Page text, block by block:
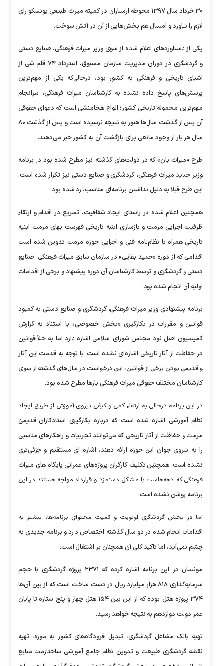
۳۰ خرداد سال ۱۳۹۷ محوطه ارسباران در کمیته میراث طبیعی یونسکو رای
لازم را نیاورد و امسال هم بخش‌هایی از آن در آتش سوخت.
یکی از دستاوردهای اعلام شده از سوی وزیر میراث فرهنگی، صنایع دستی
و گردشگری در دوران مدیریت سازمان مسبوق، استرداد ۷۴ قلم شی از
اشیای تاریخی و فرهنگی به کشور بود، درحالی‌که یکی از مهم‌ترین
پرسش‌های پاسخ داده نشده به کارشناسان میراث فرهنگی، سرانجام
مهم‌ترین محموله تاریخی کشور؛ الواح هخامنشی است که دعوای حقوقی
آن پس از گذشت سال‌ها هنوز به نتیجه نرسیده است و پس از گذشت ۸۰
سال هر بار از وجود مانعی برای بازگشت آن به کشور خبر می‌دهند.
طرح «میراث بان» که در دولت‌های گذشته نیز مطرح شده بود در برنامه
وزیر جدید میراث فرهنگی، گردشگری و صنایع دستی نیز تکرار شده است.
این طرح قبلا به دلیل نداشتن برنامه‌ای مناسب، رد شده بود.
همچنین اعلام شده در راستای ایجاد شفافیت، تسریع در اقدام و ارتقاء
ظرفیت اجرایی مرمت و بازسازی ابنیه تاریخی فهرست بهای مرمت ابنیه
تاریخی همراه با نظام‌نامه فنی و اجرایی حوزه مرمت تدوین شده است
اقدامی که از دوره «حمید بقایی» در سازمان سابق میراث فرهنگی، صنایع
دستی و گردشگری و توسط کارشناسان آن دوره پیشنهاد و برخی از اقدامات
اولیه آن انجام شده بود.
برنامه پیشنهادی وزیر میراث فرهنگی، گردشگری و صنایع دستی به کمبود
قوانین و مقررات در بکارگیری «بخش خصوصی» با استناد به گزارش
کمیسیون اصل نود مجلس شورای اسلامی اشاره دارد اما به خلأ قوانین
در حفاظت از آثار تاریخی اشاره‌ای نشده است. با توجه به قدمت این آثار
و قدیمی بودن برخی از قوانین، این درخواست در سال‌های گذشته از سوی
کارشناسان مختلف حقوقی میراث فرهنگی بارها مطرح شده بود.
در این برنامه درحالی به ارتقاء کمی و کیفی نیروی آموزش از طریق ایجاد
نظام آموزشی اشاره شده است که درباره بکارگیری استادکاران قدیمیُ
مرمت و حفاظت از آثار تاریخی که می‌توانند تجربیات و راهکارهای مناسبی
را به نیروی جوان این حوزه ارائه دهند، اشاره ای مستقیم و جزئی‌تری
نشده است. همچنین تکلیف کارگران پروژه‌های عمرانی پایگاه های میراث
فرهنگی که دهه‌هاست با مشکل دستمزد و قرارداد مواجه هستند در این
برنامه روشن نشده است.
اما در بخش گردشگری اولویت و کمیت محتوای برنامه‌ها، بیشتر به
اقدامات انجام شده در دو سال گذشته اختصاص دارد و برنامه جدیدی به
چشم نمی‌آید، اما تاکید کلی آن همچنان بر اشتغال است.
مونسان در این برنامه اشاره کرده که ۲۳۷۱ پروژه گردشگری با حجم
سرمایه‌گذاری ۸۱۸ هزار میلیارد ریال در دست ساخت است که از بین آن‌ها
۳۷۴ پروژه هتل بوده که از این بین ۱۵۴ هتل چهار و پنج ستاره تا پایان
عمر دولت دوازدهم به نتیجه خواهد رسید.
تهیه بانک مشاغل گردشگری، تبدیل فرودگاه‌های کشور به موزه، تهیه
نقشه گردشگری طبیعت و تدوین نظام جامع آموزشی ساختارمند منابع